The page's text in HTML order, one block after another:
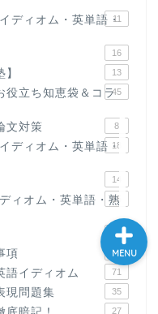
ディオム・英単語・
11
16
13
役立ち知恵袋＆コラ45
文対策 8
ディオム・英単語・
18
14
ィオム・英単語・熟
15
27
項 19
語イディオム 71
現問題集 35
27
MENU
・カッコい
英文フレー
過去記事
CONTACT